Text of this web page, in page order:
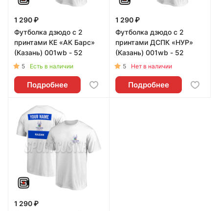
1 290 ₽
Футболка дзюдо с 2
принтами КЕ «АК Барс»
(Казань) 001wb - 52
5 Есть в наличии
Подробнее
1 290 ₽
Футболка дзюдо с 2
принтами ДСПК «НУР»
(Казань) 001wb - 52
5 Нет в наличии
Подробнее
1 290 ₽